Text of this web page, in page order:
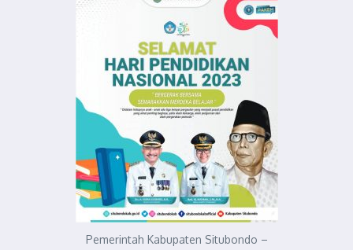
Pemerintah Kabupaten Situbondo –